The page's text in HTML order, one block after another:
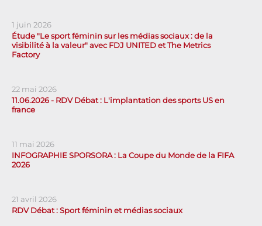
1 juin 2026
Étude "Le sport féminin sur les médias sociaux : de la
visibilité à la valeur" avec FDJ UNITED et The Metrics
Factory
22 mai 2026
11.06.2026 - RDV Débat : L'implantation des sports US en
france
11 mai 2026
INFOGRAPHIE SPORSORA : La Coupe du Monde de la FIFA
2026
21 avril 2026
RDV Débat : Sport féminin et médias sociaux